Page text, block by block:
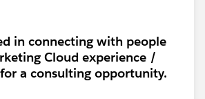
in connecting with people
Cloud experience /
a consulting opportunity.